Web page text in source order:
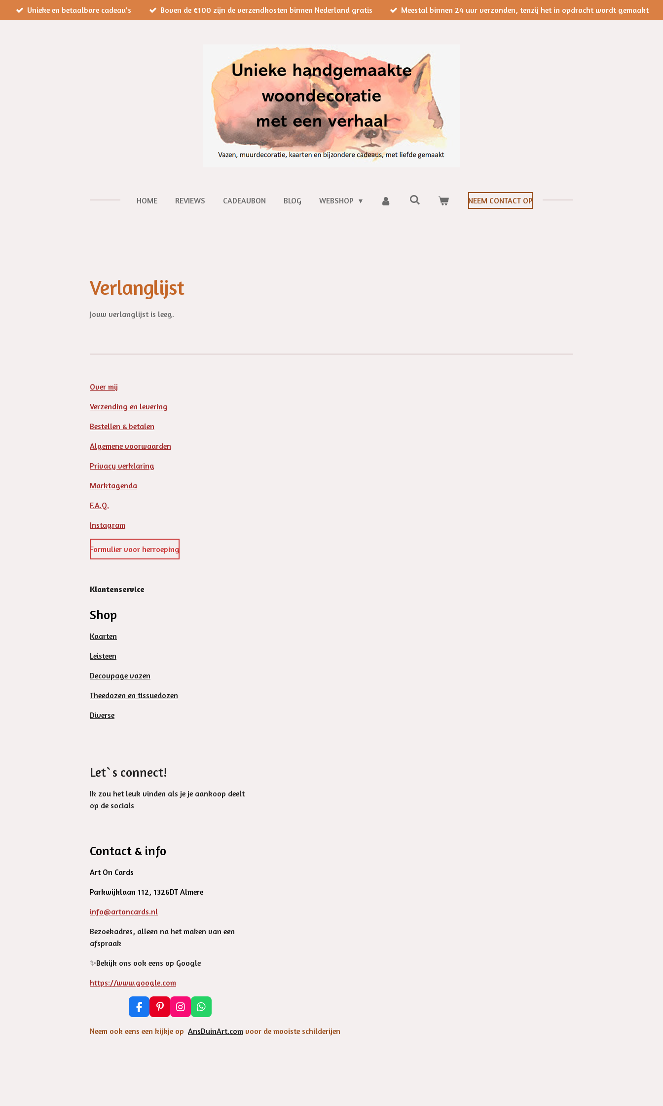
direct
Unieke en betaalbare cadeau's Boven de €100 zijn de verzendkosten binnen Nederland gratis Meestal binnen 24 uur verzonden, tenzij het in opdracht wordt gemaakt
HOME REVIEWS CADEAUBON BLOG WEBSHOP NEEM CONTACT OP
Verlanglijst
Jouw verlanglijst is leeg.
Over mij
Verzending en levering
Bestellen & betalen
Algemene voorwaarden
Privacy verklaring
Marktagenda
F.A.Q.
Instagram
Formulier voor herroeping
Klantenservice
Shop
Kaarten
Leisteen
Decoupage vazen
Theedozen en tissuedozen
Diverse
Let`s connect!
Ik zou het leuk vinden als je je aankoop deelt
op de socials
Contact & info
Art On Cards
Parkwijklaan 112, 1326DT Almere
info@artoncards.nl
Bezoekadres, alleen na het maken van een
afspraak
✨️Bekijk ons ook eens op Google
https://www.google.com
F
a
c
P
i
n
t
I
n
s
t
W
h
a
Neem ook eens een kijkje op AnsDuinArt.com voor de mooiste schilderijen